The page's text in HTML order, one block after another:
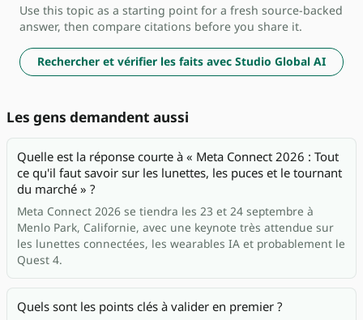
Use this topic as a starting point for a fresh source-backed
answer, then compare citations before you share it.
Rechercher et vérifier les faits avec Studio Global AI
Les gens demandent aussi
Quelle est la réponse courte à « Meta Connect 2026 : Tout
ce qu'il faut savoir sur les lunettes, les puces et le tournant
du marché » ?
Meta Connect 2026 se tiendra les 23 et 24 septembre à
Menlo Park, Californie, avec une keynote très attendue sur
les lunettes connectées, les wearables IA et probablement le
Quest 4.
Quels sont les points clés à valider en premier ?